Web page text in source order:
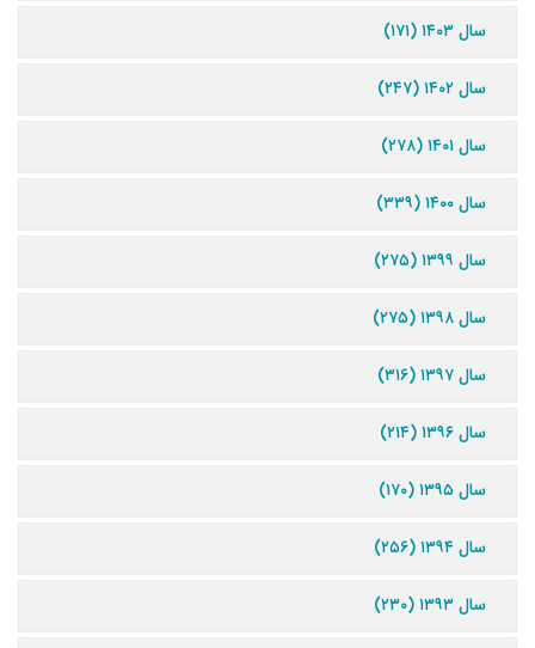
سال ۱۴۰۳ (۱۷۱)
سال ۱۴۰۲ (۲۴۷)
سال ۱۴۰۱ (۲۷۸)
سال ۱۴۰۰ (۳۳۹)
سال ۱۳۹۹ (۲۷۵)
سال ۱۳۹۸ (۲۷۵)
سال ۱۳۹۷ (۳۱۶)
سال ۱۳۹۶ (۲۱۴)
سال ۱۳۹۵ (۱۷۰)
سال ۱۳۹۴ (۲۵۶)
سال ۱۳۹۳ (۲۳۰)